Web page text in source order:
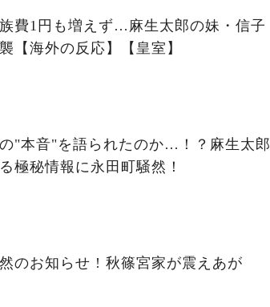
費1円も増えず…麻生太郎の妹・信子
【海外の反応】【皇室】
"本音"を語られたのか…！？麻生太郎
極秘情報に永田町騒然！
のお知らせ ! 秋篠宮家が震えあが